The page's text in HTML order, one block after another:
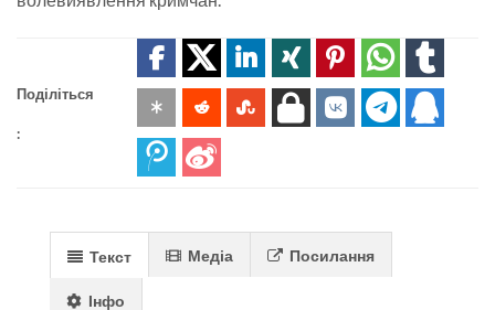
Поділіться
:
Текст Медіа Посилання
Інфо